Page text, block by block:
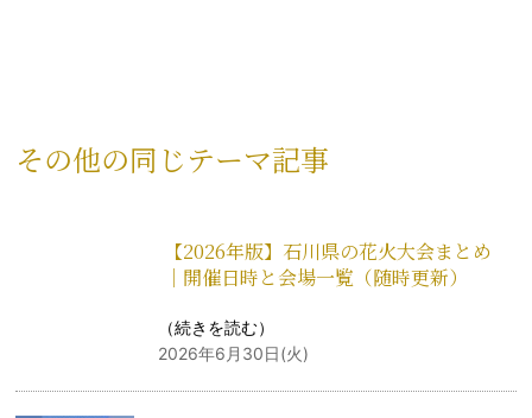
その他の同じテーマ記事
【2026年版】石川県の花火大会まとめ
｜開催日時と会場一覧（随時更新）
（続きを読む）
2026年6月30日(火)